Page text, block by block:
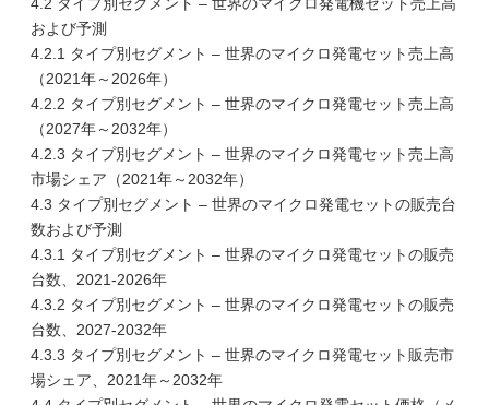
および予測
4.2.1 タイプ別セグメント – 世界のマイクロ発電セット売上高
（2021年～2026年）
4.2.2 タイプ別セグメント – 世界のマイクロ発電セット売上高
（2027年～2032年）
4.2.3 タイプ別セグメント – 世界のマイクロ発電セット売上高
市場シェア（2021年～2032年）
4.3 タイプ別セグメント – 世界のマイクロ発電セットの販売台
数および予測
4.3.1 タイプ別セグメント – 世界のマイクロ発電セットの販売
台数、2021-2026年
4.3.2 タイプ別セグメント – 世界のマイクロ発電セットの販売
台数、2027-2032年
4.3.3 タイプ別セグメント – 世界のマイクロ発電セット販売市
場シェア、2021年～2032年